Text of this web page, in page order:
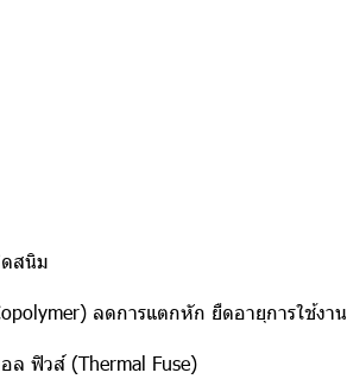
สนิม
ลดการแตกหัก ยืดอายุการใช้งาน
ฟิวส์ (Thermal Fuse)